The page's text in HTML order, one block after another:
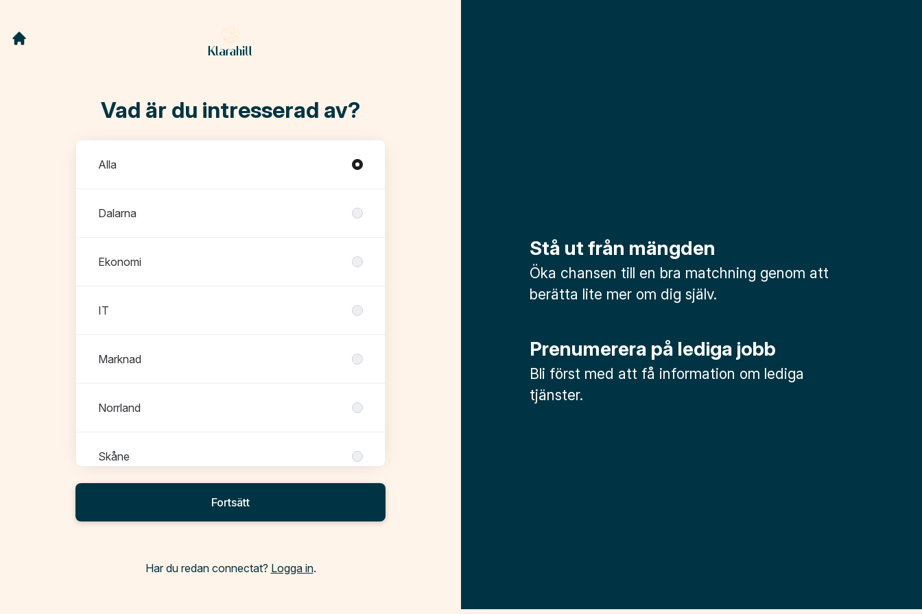
Vad är du intresserad av?
Alla
Dalarna
Ekonomi
IT
Marknad
Norrland
Skåne
Fortsätt
Har du redan connectat? Logga in.
Stå ut från mängden
Öka chansen till en bra matchning genom att
berätta lite mer om dig själv.
Prenumerera på lediga jobb
Bli först med att få information om lediga
tjänster.